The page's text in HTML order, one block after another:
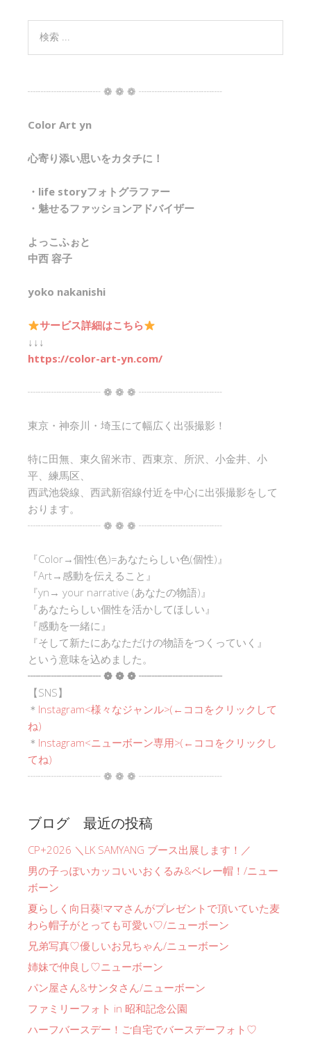
┈┈┈┈┈┈┈ ❁ ❁ ❁ ┈┈┈┈┈┈┈┈
Color Art yn
心寄り添い思いをカタチに！
・life storyフォトグラファー
・魅せるファッションアドバイザー
よっこふぉと
中西 容子
yoko nakanishi
サービス詳細はこちら
↓↓↓
https://color-art-yn.com/
┈┈┈┈┈┈┈ ❁ ❁ ❁ ┈┈┈┈┈┈┈┈
東京・神奈川・埼玉にて幅広く出張撮影！
特に田無、東久留米市、西東京、所沢、小金井、小
平、練馬区、
西武池袋線、西武新宿線付近を中心に出張撮影をして
おります。
┈┈┈┈┈┈┈ ❁ ❁ ❁ ┈┈┈┈┈┈┈┈
『Color→個性(色)=あなたらしい色(個性)』
『Art→感動を伝えること』
『yn→ your narrative (あなたの物語)』
『あなたらしい個性を活かしてほしい』
『感動を一緒に』
『そして新たにあなただけの物語をつくっていく』
という意味を込めました。
┈┈┈┈┈┈┈ ❁ ❁ ❁ ┈┈┈┈┈┈┈┈
【SNS】
＊ Instagram<様々なジャンル>(←ココをクリックして
ね)
＊ Instagram<ニューボーン専用>(←ココをクリックし
てね)
┈┈┈┈┈┈┈ ❁ ❁ ❁ ┈┈┈┈┈┈┈┈
ブログ 最近の投稿
CP+2026 ＼LK SAMYANG ブース出展します！／
男の子っぽいカッコいいおくるみ&ベレー帽！/ニュー
ボーン
夏らしく向日葵!ママさんがプレゼントで頂いていた麦
わら帽子がとっても可愛い♡/ニューボーン
兄弟写真♡優しいお兄ちゃん/ニューボーン
姉妹で仲良し♡ニューボーン
パン屋さん&サンタさん/ニューボーン
ファミリーフォト in 昭和記念公園
ハーフバースデー！ご自宅でバースデーフォト♡